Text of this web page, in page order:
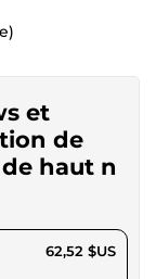
et
de
haut n
62,52 $US